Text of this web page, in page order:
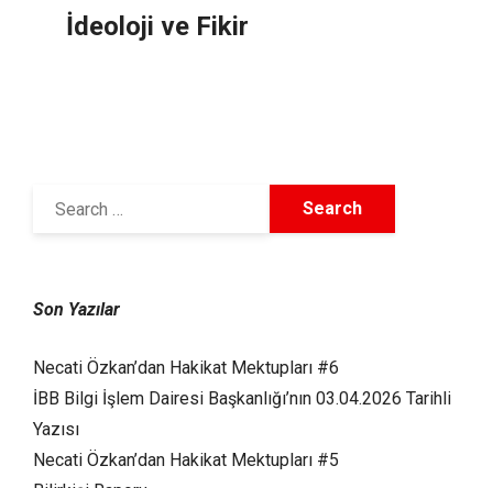
İdeoloji ve Fikir
Son Yazılar
Necati Özkan’dan Hakikat Mektupları #6
İBB Bilgi İşlem Dairesi Başkanlığı’nın 03.04.2026 Tarihli
Yazısı
Necati Özkan’dan Hakikat Mektupları #5